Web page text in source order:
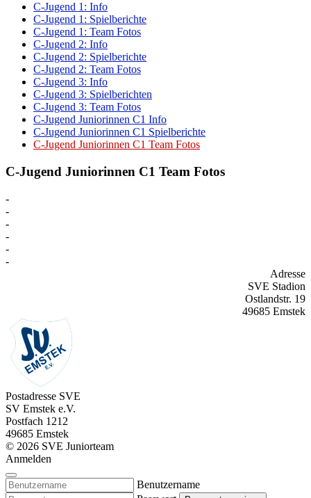
C-Jugend 1: Info
C-Jugend 1: Spielberichte
C-Jugend 1: Team Fotos
C-Jugend 2: Info
C-Jugend 2: Spielberichte
C-Jugend 2: Team Fotos
C-Jugend 3: Info
C-Jugend 3: Spielberichten
C-Jugend 3: Team Fotos
C-Jugend Juniorinnen C1 Info
C-Jugend Juniorinnen C1 Spielberichte
C-Jugend Juniorinnen C1 Team Fotos
C-Jugend Juniorinnen C1 Team Fotos
-
-
-
-
-
-
Adresse
SVE Stadion
Ostlandstr. 19
49685 Emstek
Postadresse SVE
SV Emstek e.V.
Postfach 1212
49685 Emstek
© 2026 SVE Juniorteam
Anmelden
Benutzername